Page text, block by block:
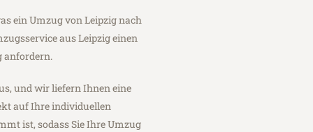
ein Umzug von Leipzig nach
aus Leipzig einen
anfordern.
und wir liefern Ihnen eine
auf Ihre individuellen
ist, sodass Sie Ihre Umzug